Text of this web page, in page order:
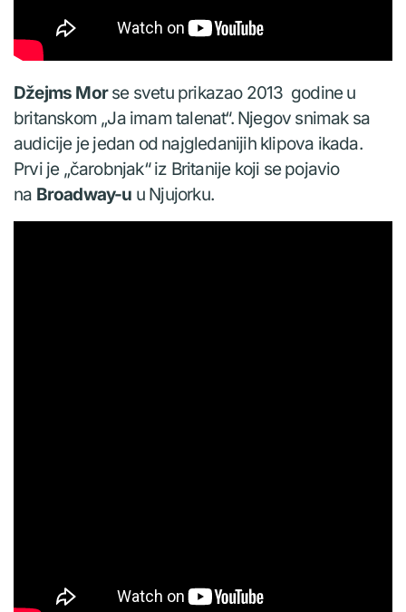
Džejms Morse svetu prikazao 2013 godine u
britanskom „Ja imam talenat“. Njegov snimak sa
audicije je jedan od najgledanijih klipova ikada.
Prvi je „čarobnjak“ iz Britanije koji se pojavio
na Broadway-u u Njujorku.